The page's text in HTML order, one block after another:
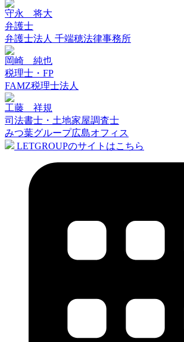
守永 将大
弁護士
弁護士法人 千端穂法律事務所
岡崎 純也
税理士・FP
FAMZ税理士法人
工藤 祥規
司法書士・土地家屋調査士
みつ葉グループ広島オフィス
LETGROUPのサイトはこちら